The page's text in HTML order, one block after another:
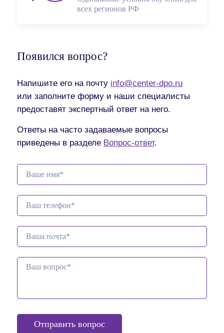
всех регионов РФ
Появился вопрос?
Напишите его на почту info@center-dpo.ru
или заполните форму и наши специалисты
предоставят экспертный ответ на него.
Ответы на часто задаваемые вопросы
приведены в разделе Вопрос-ответ.
Отправить вопрос